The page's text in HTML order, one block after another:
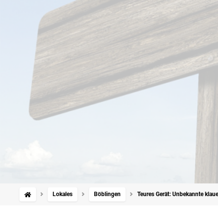
Lokales Böblingen Teures Gerät: Unbekannte